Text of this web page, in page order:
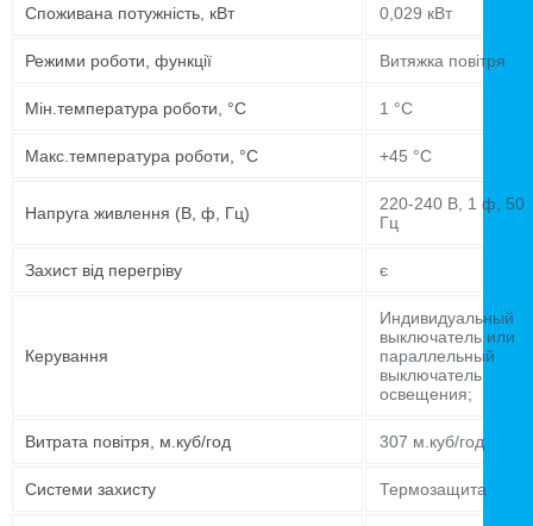
Споживана потужність, кВт 0,029 кВт
Режими роботи, функції Витяжка повітря
Мін.температура роботи, °C 1 °C
Макс.температура роботи, °C +45 °C
Напруга живлення (В, ф, Гц)
220-240 В, 1 ф, 50
Гц
Захист від перегріву є
Керування
Индивидуальный
выключатель или
параллельный
выключатель
освещения;
Витрата повітря, м.куб/год 307 м.куб/год
Системи захисту Термозащита